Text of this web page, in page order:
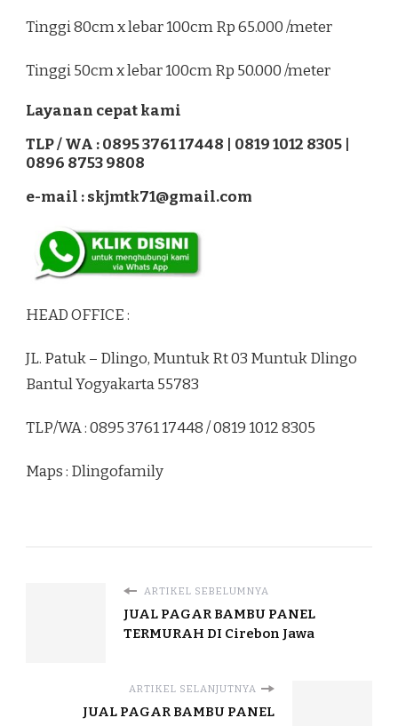
Tinggi 80cm x lebar 100cm Rp 65.000 /meter
Tinggi 50cm x lebar 100cm Rp 50.000 /meter
Layanan cepat kami
TLP / WA : 0895 3761 17448 | 0819 1012 8305 |
0896 8753 9808
e-mail : skjmtk71@gmail.com
HEAD OFFICE :
JL. Patuk – Dlingo, Muntuk Rt 03 Muntuk Dlingo
Bantul Yogyakarta 55783
TLP/WA : 0895 3761 17448 / 0819 1012 8305
Maps : Dlingofamily
ARTIKEL SEBELUMNYA
JUAL PAGAR BAMBU PANEL
TERMURAH DI Cirebon Jawa
ARTIKEL SELANJUTNYA
JUAL PAGAR BAMBU PANEL